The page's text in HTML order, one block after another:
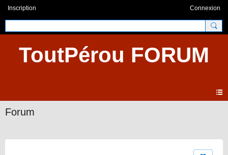
Inscription Connexion
ToutPérou FORUM
Forum